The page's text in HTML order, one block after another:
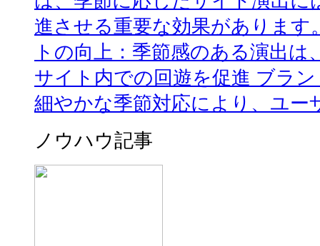
進させる重要な効果があります
トの向上：季節感のある演出は
サイト内での回遊を促進 ブラ
細やかな季節対応により、ユー
ノウハウ記事